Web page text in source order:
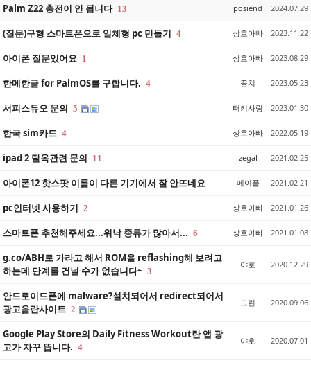
Palm Z22 충전이 안 됩니다 13 posiend 2024.07.29
(질문)구형 스마트폰으로 일체형 pc 만들기 4 상호아빠 2023.11.22
아이폰 질문있어요 1 상호아빠 2023.08.29
한메한글 for PalmOS를 구합니다. 4 꽁치 2023.05.23
서피스듀오 문의 5 터키사랑 2023.01.30
한국 sim카드 4 상호아빠 2022.05.19
ipad 2 탈옥관련 문의 11 zegal 2021.02.25
아이폰12 핫스팟 이름이 다른 기기에서 잘 안뜨네요 메이플 2021.02.21
pc인터넷 사용하기 2 상호아빠 2021.01.26
스마트폰 추천해주세요...워낙 종류가 많아서... 6 상호아빠 2021.01.08
g.co/ABH로 가라고 해서 ROM을 reflashing해 보려고
하는데 단계를 건널 수가 없습니다~ 3
야호 2020.12.29
안드로이드폰에 malware?설치되어서 redirect되어서
광고음란사이트 2
그린 2020.09.06
Google Play Store의 Daily Fitness Workout란 앱 광
고가 자꾸 뜹니다. 4
야호 2020.07.01